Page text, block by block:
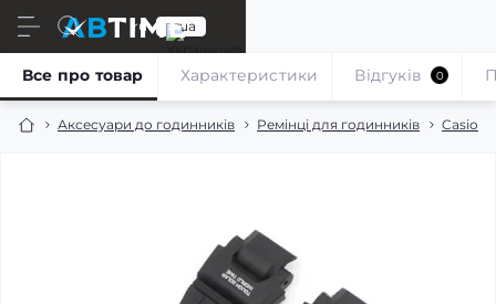
ru ua
Аксесуари до годинників Ремінці для годинників Casio
Все про товар Характеристики Відгуків 0